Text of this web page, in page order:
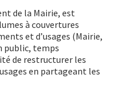
de la Mairie, est
à couvertures
et d’usages (Mairie,
public, temps
de restructurer les
en partageant les